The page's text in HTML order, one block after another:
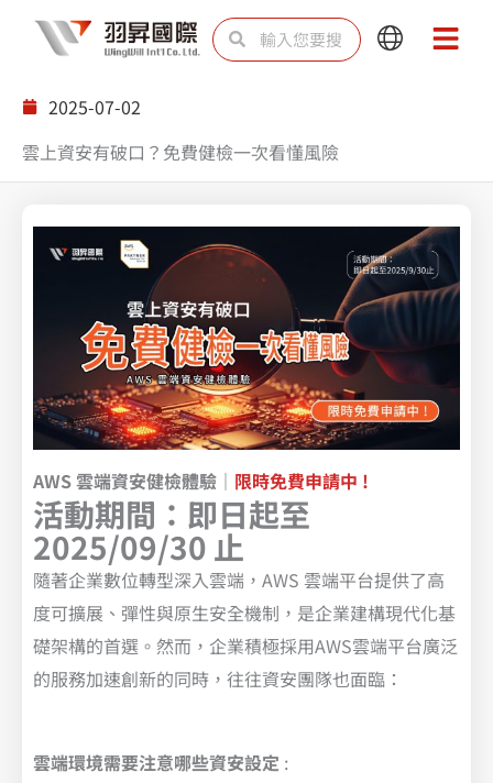
搜
尋 尋
Main
Main
2025-07-02
雲上資安有破口？免費健檢一次看懂風險
AWS 雲端資安健檢體驗｜ 限時免費申請中 !
活動期間：即日起至
2025/09/30 止
隨著企業數位轉型深入雲端，AWS 雲端平台提供了高
度可擴展、彈性與原生安全機制，是企業建構現代化基
礎架構的首選。然而，企業積極採用AWS雲端平台廣泛
的服務加速創新的同時，往往資安團隊也面臨：
雲端環境需要注意哪些資安設定 :